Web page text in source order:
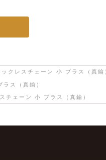
クレスチェーン 小 ブラス（真鍮
ス（真鍮）
チェーン 小 ブラス（真鍮）